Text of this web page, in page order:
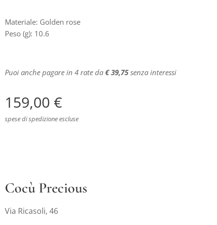
Materiale: Golden rose
Peso (g): 10.6
Puoi anche pagare in 4 rate da € 39,75senza interessi
159,00 €
spese di spedizione escluse
Cocù Precious
Via Ricasoli, 46